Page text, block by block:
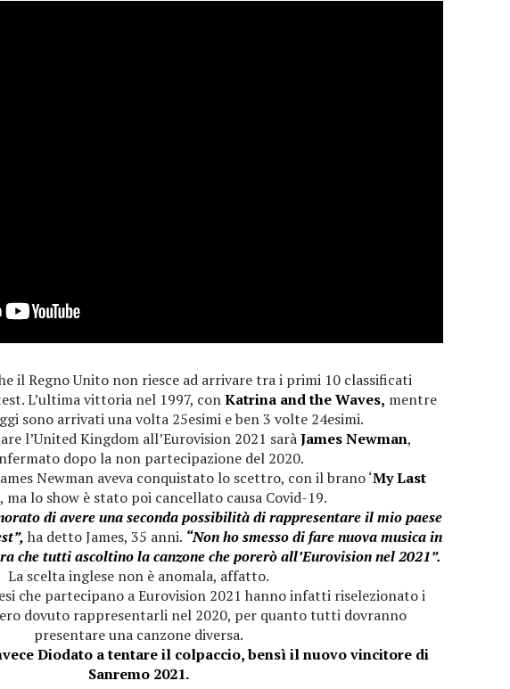
il Regno Unito non riesce ad arrivare tra i primi 10 classificati
L’ultima vittoria nel 1997, conKatrina and the Waves, mentre
sono arrivati una volta 25esimi e ben 3 volte 24esimi.
l’United Kingdom all’Eurovision 2021 saràJames Newman,
dopo la non partecipazione del 2020.
Newman aveva conquistato lo scettro, con il brano ‘My Last
ma lo show è stato poi cancellato causa Covid-19.
di avere una seconda possibilità di rappresentare il mio paese
ha detto James, 35 anni. “Non ho smesso di fare nuova musica in
che tutti ascoltino la canzone che porerò all’Eurovision nel 2021”.
La scelta inglese non è anomala, affatto.
che partecipano a Eurovision 2021 hanno infatti riselezionato i
dovuto rappresentarli nel 2020, per quanto tutti dovranno
presentare una canzone diversa.
Diodato a tentare il colpaccio, bensì il nuovo vincitore di
Sanremo 2021.